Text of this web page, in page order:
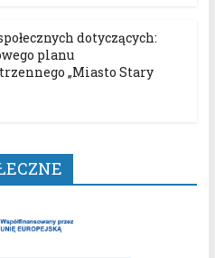
dotyczących:
planu
„Miasto Stary